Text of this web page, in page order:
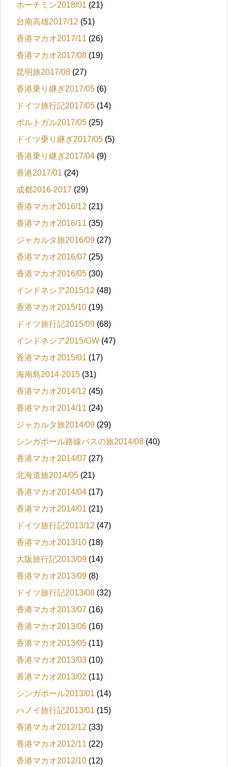
ホーチミン2018/01 (21)
台南高雄2017/12 (51)
香港マカオ2017/11 (26)
香港マカオ2017/08 (19)
昆明旅2017/08 (27)
香港乗り継ぎ2017/05 (6)
ドイツ旅行記2017/05 (14)
ポルトガル2017/05 (25)
ドイツ乗り継ぎ2017/05 (5)
香港乗り継ぎ2017/04 (9)
香港2017/01 (24)
成都2016-2017 (29)
香港マカオ2016/12 (21)
香港マカオ2016/11 (35)
ジャカルタ旅2016/09 (27)
香港マカオ2016/07 (25)
香港マカオ2016/05 (30)
インドネシア2015/12 (48)
香港マカオ2015/10 (19)
ドイツ旅行記2015/09 (68)
インドネシア2015/GW (47)
香港マカオ2015/01 (17)
海南島2014-2015 (31)
香港マカオ2014/12 (45)
香港マカオ2014/11 (24)
ジャカルタ旅2014/09 (29)
シンガポール路線バスの旅2014/08 (40)
香港マカオ2014/07 (27)
北海道旅2014/05 (21)
香港マカオ2014/04 (17)
香港マカオ2014/01 (21)
ドイツ旅行記2013/12 (47)
香港マカオ2013/10 (18)
大阪旅行記2013/09 (14)
香港マカオ2013/09 (8)
ドイツ旅行記2013/08 (32)
香港マカオ2013/07 (16)
香港マカオ2013/06 (16)
香港マカオ2013/05 (11)
香港マカオ2013/03 (10)
香港マカオ2013/02 (11)
シンガポール2013/01 (14)
ハノイ旅行記2013/01 (15)
香港マカオ2012/12 (33)
香港マカオ2012/11 (22)
香港マカオ2012/10 (12)